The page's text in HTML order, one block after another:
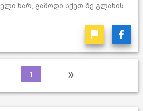
ხარ, გამოდი აქეთ შე გლახის
1 »